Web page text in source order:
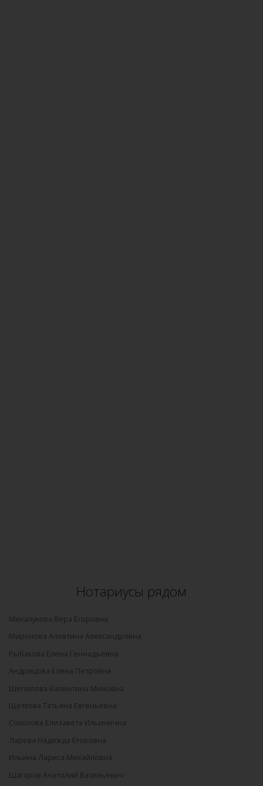
Нотариусы рядом
Михалукова Вера Егоровна
Миронова Алевтина Александровна
Рыбакова Елена Геннадьевна
Андрицова Елена Петровна
Шепилова Валентина Миновна
Щеткова Татьяна Евгеньевна
Соколова Елизавета Ильинична
Ларева Надежда Егоровна
Ильина Лариса Михайловна
Шагаров Анатолий Васильевич